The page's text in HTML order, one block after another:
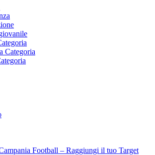
Categoria
Football – Raggiungi il tuo Target